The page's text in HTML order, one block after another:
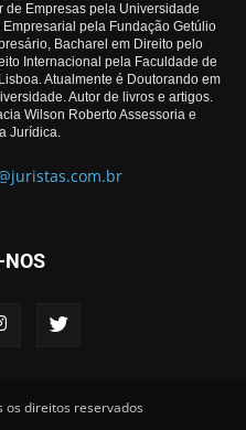
de Empresas pela Universidade
pela Fundação Getúlio
Bacharel em Direito pelo
Internacional pela Faculdade de
Atualmente é Doutorando em
Autor de livros e artigos.
Wilson Roberto Assessoria e
Jurídica.
os direitos reservados